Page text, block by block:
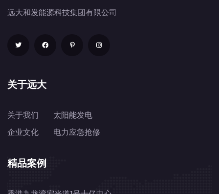
远大和发能源科技集团有限公司
关于远大
关于我们
企业文化
太阳能发电
电力应急抢修
精品案例